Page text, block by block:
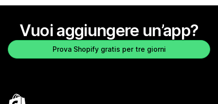
Vuoi aggiungere un’app?
Prova Shopify gratis per tre giorni